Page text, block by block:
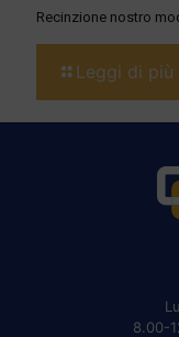
Recinzione nostro
Leggi di più
8.00-